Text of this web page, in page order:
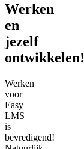
Werken
en
jezelf
ontwikkelen!
Werken
voor
Easy
LMS
is
bevredigend!